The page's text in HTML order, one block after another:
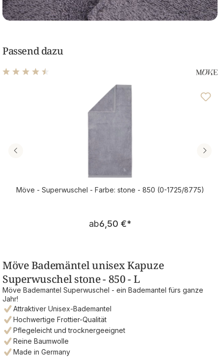
Passend dazu
Durchschnittliche Bewertung von 4.48 von 5 Sternen
Möve - Superwuschel - Farbe: stone - 850 (0-1725/8775)
Regulärer Preis:
ab6,50 €*
Möve Bademäntel unisex Kapuze
Superwuschel stone - 850 - L
Möve Bademantel Superwuschel - ein Bademantel fürs ganze
Jahr!
Attraktiver Unisex-Bademantel
Hochwertige Frottier-Qualität
Pflegeleicht und trocknergeeignet
Reine Baumwolle
Made in Germany